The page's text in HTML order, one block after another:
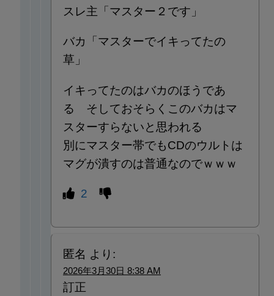
スレ主「マスター２です」
バカ「マスターでイキってたの
草」
イキってたのはバカのほうであ
る そしておそらくこのバカはマ
スターすらないと思われる
別にマスター帯でもCDのウルトは
マグが潰すのは普通なのでｗｗｗ
2
匿名 より:
2026年3月30日 8:38 AM
訂正